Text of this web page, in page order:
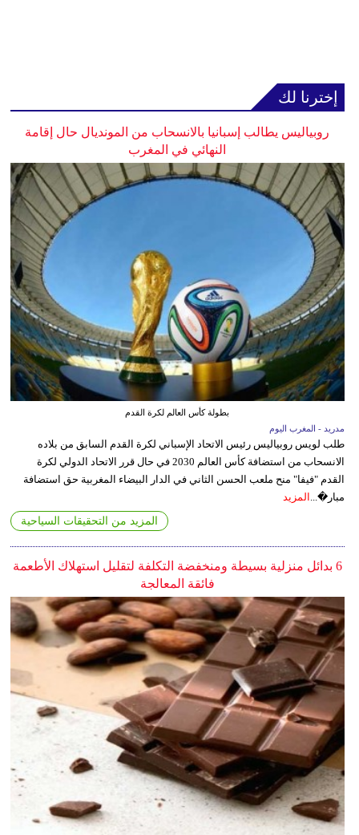
إخترنا لك
روبياليس يطالب إسبانيا بالانسحاب من المونديال حال إقامة
النهائي في المغرب
بطولة كأس العالم لكرة القدم
مدريد - المغرب اليوم
طلب لويس روبياليس رئيس الاتحاد الإسباني لكرة القدم السابق من بلاده
الانسحاب من استضافة كأس العالم 2030 في حال قرر الاتحاد الدولي لكرة
القدم "فيفا" منح ملعب الحسن الثاني في الدار البيضاء المغربية حق استضافة
مبار�... المزيد
المزيد من التحقيقات السياحية
6 بدائل منزلية بسيطة ومنخفضة التكلفة لتقليل استهلاك الأطعمة
فائقة المعالجة